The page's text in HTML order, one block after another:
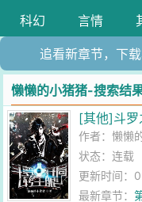
科幻
言情
追看新章节，下
懒懒的小猪猪-搜索结
[其他]斗罗
作者：懒懒
状态：连载
更新时间：
最新章节：